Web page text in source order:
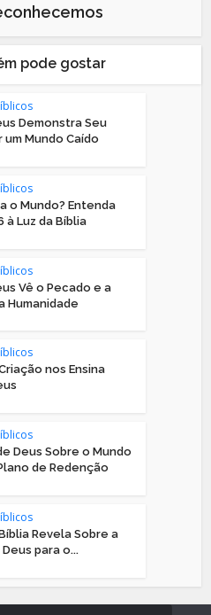
pode gostar
Demonstra Seu
um Mundo Caído
o Mundo? Entenda
à Luz da Bíblia
Vê o Pecado e a
Humanidade
nos Ensina
Deus Sobre o Mundo
de Redenção
Revela Sobre a
para o...